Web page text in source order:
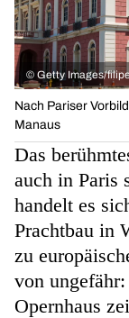
© Getty Images/
Nach Pariser
Manaus
Das
auch in Paris
handelt es
Prachtbau in
zu
von
Opernhaus